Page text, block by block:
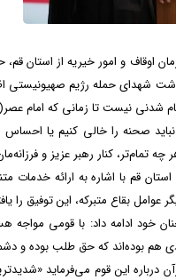
اوقاف و امور خیریه از
شهدای حمله رژیم صهیونیستی
شدنی نیست تا زمانی که امام
صحنه را خالی کنیم یا احساس
چه تمام‌تر، کنار رهبر عزیز و
قم با اشاره به ارائه
عوامل بقاع متبرکه، این توفیق را
ادامه داد: با قومی مواجه
هم بوده‌اند که حق طلب بوده و
درباره این قوم می‌فرماید